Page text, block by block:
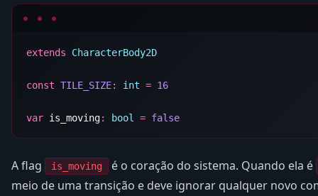
extends
const TILE_SIZE: int =
var is_moving: bool =
A flag is_moving
é o coração do sistema. Quando ela é
meio de uma transição e deve ignorar qualquer novo